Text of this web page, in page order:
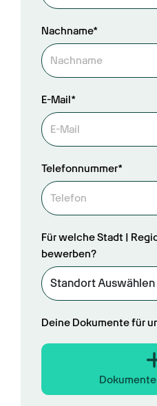
Nachname*
E-Mail*
Telefonnummer*
Für welche Stadt |
bewerben?
Deine Dokumente für